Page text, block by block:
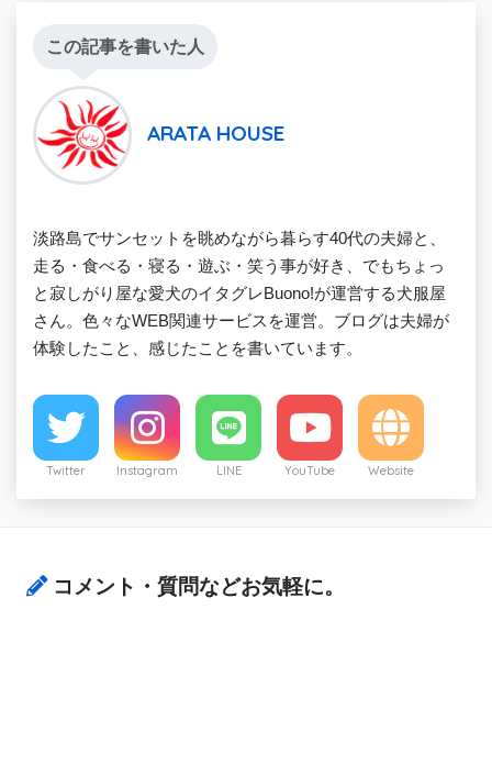
この記事を書いた人
ARATA HOUSE
淡路島でサンセットを眺めながら暮らす40代の夫婦と、
走る・食べる・寝る・遊ぶ・笑う事が好き、でもちょっ
と寂しがり屋な愛犬のイタグレBuono!が運営する犬服屋
さん。色々なWEB関連サービスを運営。ブログは夫婦が
体験したこと、感じたことを書いています。
Twitter Instagram LINE YouTube Website
コメント・質問などお気軽に。